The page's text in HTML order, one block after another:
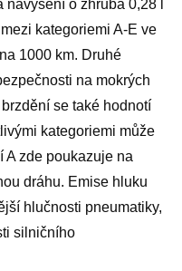
o zhruba 0,28 l
kategoriemi A-E ve
1000 km. Druhé
na mokrých
se také hodnotí
kategoriemi může
A zde poukazuje na
dráhu. Emise hluku
hlučnosti pneumatiky,
silničního